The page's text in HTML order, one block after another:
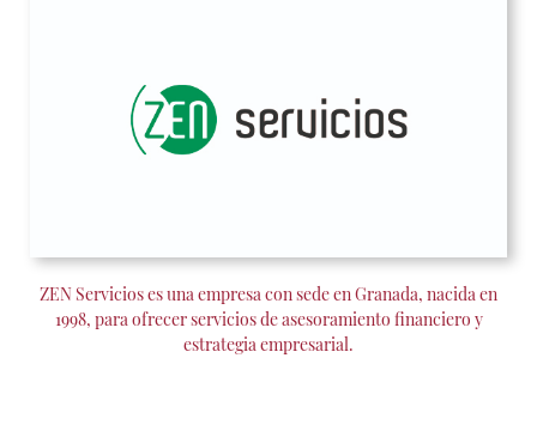
ZEN Servicios es una empresa con sede en Granada, nacida en
1998, para ofrecer servicios de asesoramiento financiero y
estrategia empresarial.